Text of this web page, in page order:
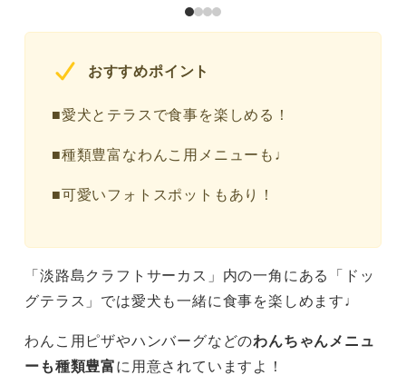
おすすめポイント
■愛犬とテラスで食事を楽しめる！
■種類豊富なわんこ用メニューも♩
■可愛いフォトスポットもあり！
「淡路島クラフトサーカス」内の一角にある「ドッ
グテラス」では愛犬も一緒に食事を楽しめます♩
わんこ用ピザやハンバーグなどのわんちゃんメニュ
ーも種類豊富に用意されていますよ！